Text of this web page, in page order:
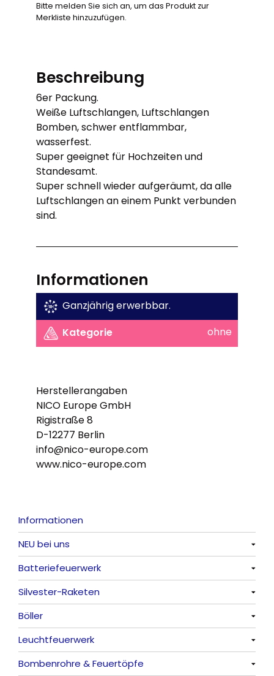
Bitte melden Sie sich an, um das Produkt zur
Merkliste hinzuzufügen.
Beschreibung
6er Packung.
Weiße Luftschlangen, Luftschlangen
Bomben, schwer entflammbar,
wasserfest.
Super geeignet für Hochzeiten und
Standesamt.
Super schnell wieder aufgeräumt, da alle
Luftschlangen an einem Punkt verbunden
sind.
Informationen
Ganzjährig erwerbbar.
Kategorie
ohne
Herstellerangaben
NICO Europe GmbH
Rigistraße 8
D-12277 Berlin
info@nico-europe.com
www.nico-europe.com
Informationen
NEU bei uns
Alle anzeigen
Batteriefeuerwerk
Alle anzeigen
Silvester-Raketen
Alle anzeigen
Böller
Alle anzeigen
China-Böller
Leuchtfeuerwerk
Alle anzeigen
Bombenrohre & Feuertöpfe